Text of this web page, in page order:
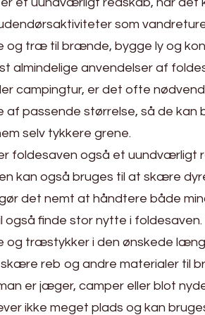
som
og træ til brænde, bygge ly og
almindelige anvendelser af
campingtur, er det ofte
passende størrelse, så de kan
selv tykkere grene.
foldesaven også et uundværligt
kan også bruges til at skære
det nemt at håndtere både
også finde stor nytte i
træstykker i den ønskede
reb og andre materialer til
er jæger, camper eller blot
ikke meget plads og kan